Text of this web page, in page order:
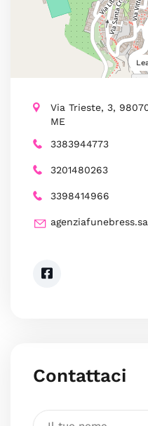
Via Trieste, 3,
ME
3383944773
3201480263
3398414966
Contattaci